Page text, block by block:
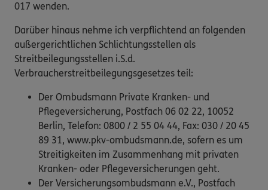
017 wenden.
Darüber hinaus nehme ich verpflichtend an folgenden
außergerichtlichen Schlichtungsstellen als
Streitbeilegungsstellen i.S.d.
Verbraucherstreitbeilegungsgesetzes teil:
Der Ombudsmann Private Kranken- und
Pflegeversicherung, Postfach 06 02 22, 10052
Berlin, Telefon: 0800 / 2 55 04 44, Fax: 030 / 20 45
89 31, www.pkv-ombudsmann.de, sofern es um
Streitigkeiten im Zusammenhang mit privaten
Kranken- oder Pflegeversicherungen geht.
Der Versicherungsombudsmann e.V., Postfach